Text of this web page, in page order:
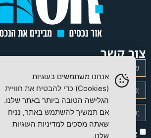
צור קשר
אני מאשר/ת את של האתר
אנחנו משתמשים בעוגיות
(Cookies) כדי להבטיח את חוויית
הגלישה הטובה ביותר באתר שלנו.
אם תמשיך להשתמש באתר, נניח
שאתה מסכים למדיניות העוגיות
שלנו.